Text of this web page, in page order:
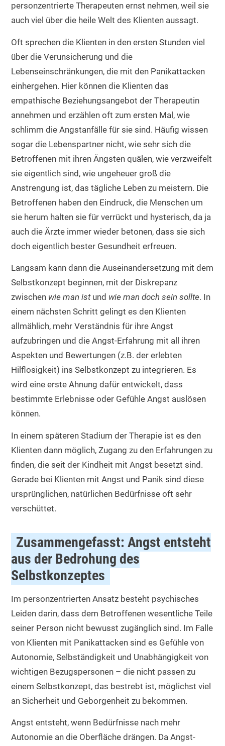
personzentrierte Therapeuten ernst nehmen, weil sie
auch viel über die heile Welt des Klienten aussagt.
Oft sprechen die Klienten in den ersten Stunden viel
über die Verunsicherung und die
Lebenseinschränkungen, die mit den Panikattacken
einhergehen. Hier können die Klienten das
empathische Beziehungsangebot der Therapeutin
annehmen und erzählen oft zum ersten Mal, wie
schlimm die Angstanfälle für sie sind. Häufig wissen
sogar die Lebenspartner nicht, wie sehr sich die
Betroffenen mit ihren Ängsten quälen, wie verzweifelt
sie eigentlich sind, wie ungeheuer groß die
Anstrengung ist, das tägliche Leben zu meistern. Die
Betroffenen haben den Eindruck, die Menschen um
sie herum halten sie für verrückt und hysterisch, da ja
auch die Ärzte immer wieder betonen, dass sie sich
doch eigentlich bester Gesundheit erfreuen.
Langsam kann dann die Auseinandersetzung mit dem
Selbstkonzept beginnen, mit der Diskrepanz
zwischen wie man istund wie man doch sein sollte. In
einem nächsten Schritt gelingt es den Klienten
allmählich, mehr Verständnis für ihre Angst
aufzubringen und die Angst-Erfahrung mit all ihren
Aspekten und Bewertungen (z.B. der erlebten
Hilflosigkeit) ins Selbstkonzept zu integrieren. Es
wird eine erste Ahnung dafür entwickelt, dass
bestimmte Erlebnisse oder Gefühle Angst auslösen
können.
In einem späteren Stadium der Therapie ist es den
Klienten dann möglich, Zugang zu den Erfahrungen zu
finden, die seit der Kindheit mit Angst besetzt sind.
Gerade bei Klienten mit Angst und Panik sind diese
ursprünglichen, natürlichen Bedürfnisse oft sehr
verschüttet.
Zusammengefasst: Angst entsteht
aus der Bedrohung des
Selbstkonzeptes
Im personzentrierten Ansatz besteht psychisches
Leiden darin, dass dem Betroffenen wesentliche Teile
seiner Person nicht bewusst zugänglich sind. Im Falle
von Klienten mit Panikattacken sind es Gefühle von
Autonomie, Selbständigkeit und Unabhängigkeit von
wichtigen Bezugspersonen – die nicht passen zu
einem Selbstkonzept, das bestrebt ist, möglichst viel
an Sicherheit und Geborgenheit zu bekommen.
Angst entsteht, wenn Bedürfnisse nach mehr
Autonomie an die Oberfläche drängen. Da Angst-